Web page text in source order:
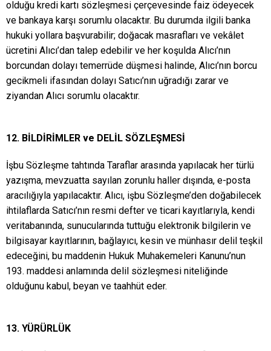
olduğu kredi kartı sözleşmesi çerçevesinde faiz ödeyecek
ve bankaya karşı sorumlu olacaktır. Bu durumda ilgili banka
hukuki yollara başvurabilir; doğacak masrafları ve vekâlet
ücretini Alıcı’dan talep edebilir ve her koşulda Alıcı’nın
borcundan dolayı temerrüde düşmesi halinde, Alıcı’nın borcu
gecikmeli ifasından dolayı Satıcı’nın uğradığı zarar ve
ziyandan Alıcı sorumlu olacaktır.
12. BİLDİRİMLER ve DELİL SÖZLEŞMESİ
İşbu Sözleşme tahtında Taraflar arasında yapılacak her türlü
yazışma, mevzuatta sayılan zorunlu haller dışında, e-posta
aracılığıyla yapılacaktır. Alıcı, işbu Sözleşme’den doğabilecek
ihtilaflarda Satıcı’nın resmi defter ve ticari kayıtlarıyla, kendi
veritabanında, sunucularında tuttuğu elektronik bilgilerin ve
bilgisayar kayıtlarının, bağlayıcı, kesin ve münhasır delil teşkil
edeceğini, bu maddenin Hukuk Muhakemeleri Kanunu’nun
193. maddesi anlamında delil sözleşmesi niteliğinde
olduğunu kabul, beyan ve taahhüt eder.
13. YÜRÜRLÜK